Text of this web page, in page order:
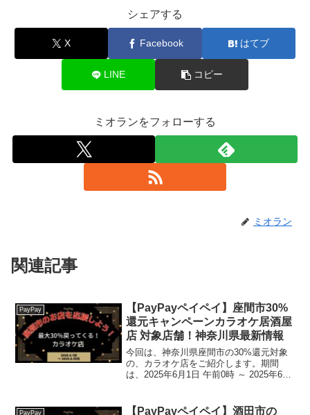
シェアする
X Facebook はてブ
LINE コピー
ミオランをフォローする
ミオラン
関連記事
PayPay
【PayPayペイペイ】座間市30%
還元キャンペーンカラオケ居酒屋
店 対象店舗！神奈川県最新情報
今回は、神奈川県座間市の30%還元対象
の、カラオケ店をご紹介します。期間
は、2025年6月1日 午前0時 ～ 2025年6月
予約OK！最大10％ポイント還元...
PayPay
【PayPayペイペイ】酒田市の